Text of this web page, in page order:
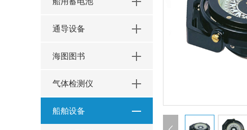
通导设备
海图图书
气体检测仪
船舶设备